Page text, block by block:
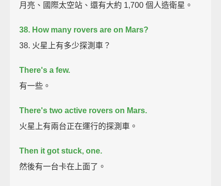
月亮、國際太空站、還有大約 1,700 個人造衛星。
38. How many rovers are on Mars?
38. 火星上有多少探測車？
There's a few.
有一些。
There's two active rovers on Mars.
火星上有兩台正在運行的探測車。
Then it got stuck, one.
然後有一台卡在上面了。